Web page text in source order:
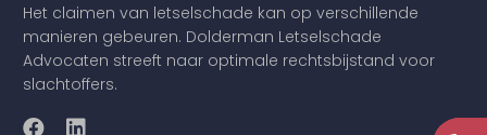
Het claimen van letselschade kan op verschillende
manieren gebeuren. Dolderman Letselschade
Advocaten streeft naar optimale rechtsbijstand voor
slachtoffers.